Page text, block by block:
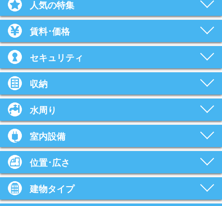
人気の特集
賃料･価格
セキュリティ
収納
水周り
室内設備
位置･広さ
建物タイプ